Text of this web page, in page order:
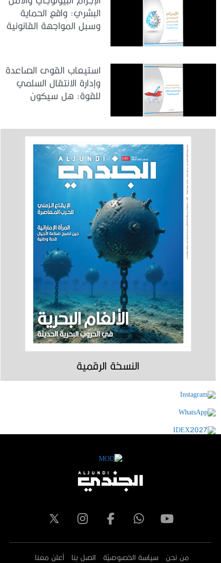
البشري: واقع الحماية
وسبل المواجهة القانونية
استيعاب القوى الصاعدة
وإدارة الانتقال السلمي
للقوة: هل سيكون
النسخة الرقمية
من نحن سياسة الخصوصيّة اتصل بنا أعلن معنا